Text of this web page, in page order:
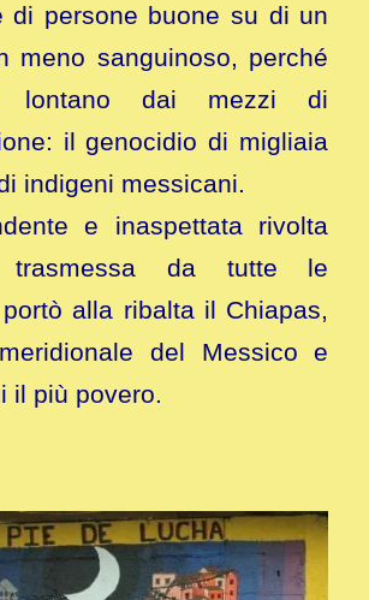
di persone buone su di un
meno sanguinoso, perché
lontano dai mezzi di
il genocidio di migliaia
indigeni messicani.
e inaspettata rivolta
trasmessa da tutte le
alla ribalta il Chiapas,
del Messico e
il più povero.